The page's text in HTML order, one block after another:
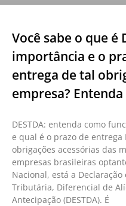
Você sabe o que é
importância e o
entrega de tal
empresa?
DESTDA: entenda como
e qual é o prazo de entrega
obrigações acessórias das
empresas brasileiras
Nacional, está a
Tributária, Diferencial de
Antecipação (DESTDA). É